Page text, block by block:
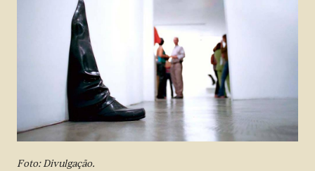
Foto: Divulgação.